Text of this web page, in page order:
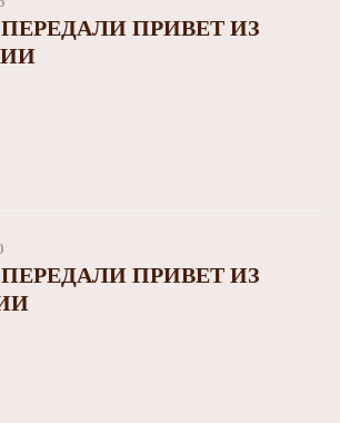
ПРИВЕТ ИЗ
ПРИВЕТ ИЗ